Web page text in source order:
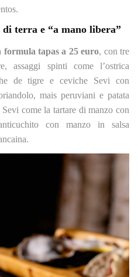
terra e “a mano libera”
formula tapas a 25 euro, con tre
assaggi spinti come l’ostrica
de tigre e ceviche Sevi con
mais peruviani e patata
come la tartare di manzo con
con manzo in salsa